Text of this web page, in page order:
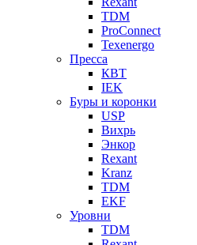
TDM
ProConnect
Texenergo
Пресса
КВТ
IEK
Буры и коронки
USP
Вихрь
Энкор
Rexant
Kranz
TDM
EKF
Уровни
TDM